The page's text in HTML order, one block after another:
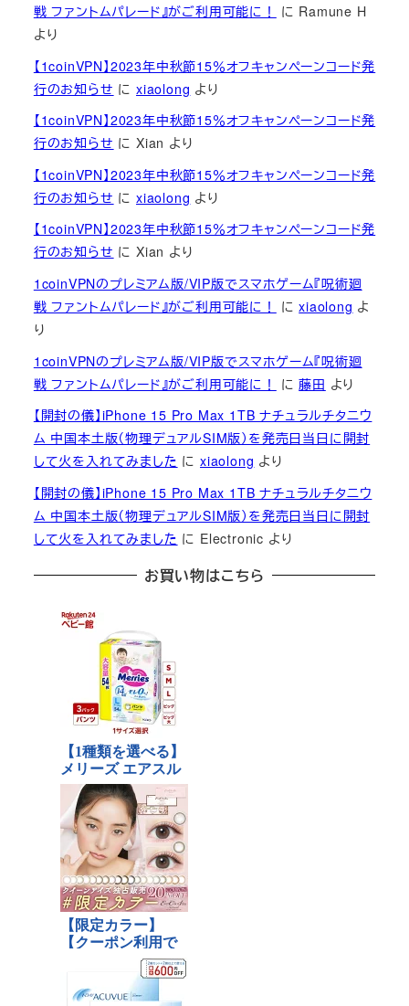
戦 ファントムパレード』がご利用可能に！
に Ramune H
より
【1coinVPN】2023年中秋節15％オフキャンペーンコード発
行のお知らせ にxiaolong より
【1coinVPN】2023年中秋節15％オフキャンペーンコード発
行のお知らせ にXian より
【1coinVPN】2023年中秋節15％オフキャンペーンコード発
行のお知らせ にxiaolong より
【1coinVPN】2023年中秋節15％オフキャンペーンコード発
行のお知らせ にXian より
1coinVPNのプレミアム版/VIP版でスマホゲーム『呪術廻
戦 ファントムパレード』がご利用可能に！
にxiaolong よ
り
1coinVPNのプレミアム版/VIP版でスマホゲーム『呪術廻
戦 ファントムパレード』がご利用可能に！
に藤田 より
【開封の儀】iPhone 15 Pro Max 1TB ナチュラルチタニウ
ム 中国本土版（物理デュアルSIM版）を発売日当日に開封
して火を入れてみました にxiaolong より
【開封の儀】iPhone 15 Pro Max 1TB ナチュラルチタニウ
ム 中国本土版（物理デュアルSIM版）を発売日当日に開封
して火を入れてみました に Electronic より
お買い物はこちら